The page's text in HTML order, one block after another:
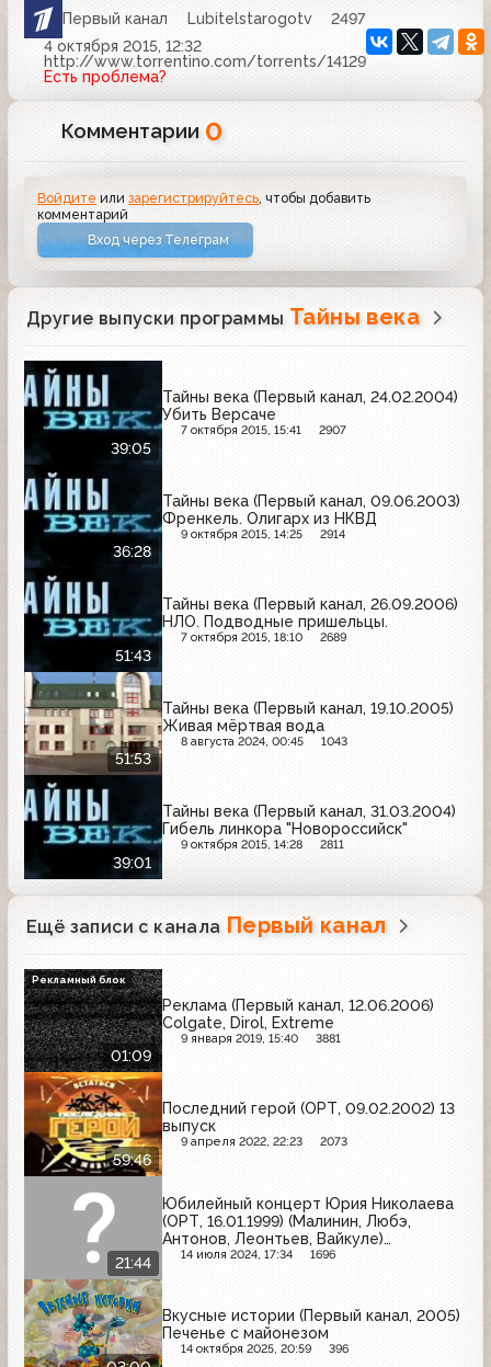
Первый канал Lubitelstarogotv
2497
4 октября 2015, 12:32
http://www.torrentino.com/torrents/14129
Есть проблема?
Комментарии 0
Войдите илизарегистрируйтесь , чтобы добавить
комментарий
Вход через Телеграм
Другие выпуски программы Тайны века
39:05
Тайны века (Первый канал, 24.02.2004)
Убить Версаче
7 октября 2015, 15:41 2907
36:28
Тайны века (Первый канал, 09.06.2003)
Френкель. Олигарх из НКВД
9 октября 2015, 14:25 2914
51:43
Тайны века (Первый канал, 26.09.2006)
НЛО. Подводные пришельцы.
7 октября 2015, 18:10 2689
51:53
Тайны века (Первый канал, 19.10.2005)
Живая мёртвая вода
8 августа 2024, 00:45 1043
39:01
Тайны века (Первый канал, 31.03.2004)
Гибель линкора "Новороссийск"
9 октября 2015, 14:28 2811
Ещё записи с канала Первый канал
01:09
Реклама (Первый канал, 12.06.2006)
Colgate, Dirol, Extreme
9 января 2019, 15:40 3881
Рекламный блок
59:46
Последний герой (ОРТ, 09.02.2002) 13
выпуск
9 апреля 2022, 22:23 2073
21:44
Юбилейный концерт Юрия Николаева
(ОРТ, 16.01.1999) (Малинин, Любэ,
Антонов, Леонтьев, Вайкуле)
(фрагмент)
14 июля 2024, 17:34 1696
Вкусные истории (Первый канал, 2005)
Печенье с майонезом
14 октября 2025, 20:59 396